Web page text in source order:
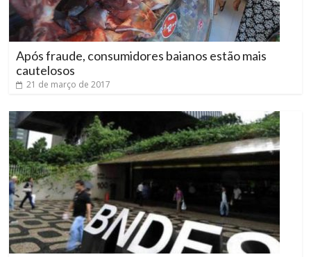
Após fraude, consumidores baianos estão mais
cautelosos
21 de março de 2017